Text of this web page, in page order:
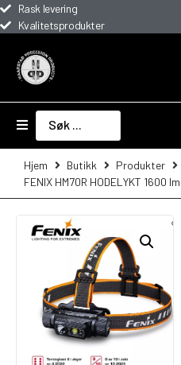
Rask levering
Kvalitetsprodukter
Hjem Butikk
Produkter
FENIX HM70R HODELYKT 1600